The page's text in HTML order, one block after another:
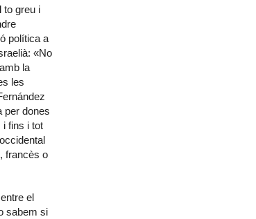
to greu i
política a
«No
la
les
per dones
i fins i tot
francès o
el
sabem si